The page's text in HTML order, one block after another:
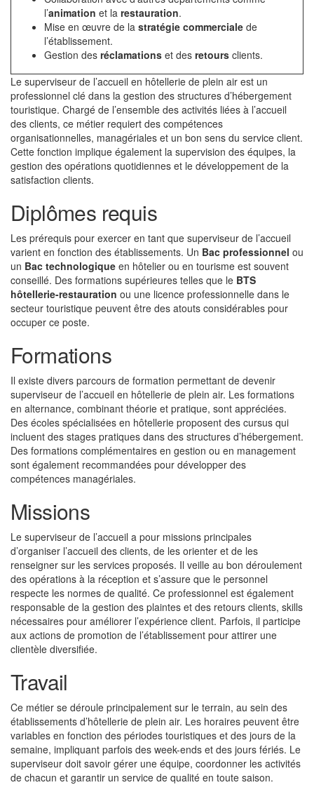
l’animation et la restauration.
Mise en œuvre de la stratégie commerciale de
l’établissement.
Gestion des réclamations et des retours clients.
Le superviseur de l’accueil en hôtellerie de plein air est un
professionnel clé dans la gestion des structures d’hébergement
touristique. Chargé de l’ensemble des activités liées à l’accueil
des clients, ce métier requiert des compétences
organisationnelles, managériales et un bon sens du service client.
Cette fonction implique également la supervision des équipes, la
gestion des opérations quotidiennes et le développement de la
satisfaction clients.
Diplômes requis
Les prérequis pour exercer en tant que superviseur de l’accueil
varient en fonction des établissements. Un Bac professionnel ou
un Bac technologique en hôtelier ou en tourisme est souvent
conseillé. Des formations supérieures telles que le BTS
hôtellerie-restauration ou une licence professionnelle dans le
secteur touristique peuvent être des atouts considérables pour
occuper ce poste.
Formations
Il existe divers parcours de formation permettant de devenir
superviseur de l’accueil en hôtellerie de plein air. Les formations
en alternance, combinant théorie et pratique, sont appréciées.
Des écoles spécialisées en hôtellerie proposent des cursus qui
incluent des stages pratiques dans des structures d’hébergement.
Des formations complémentaires en gestion ou en management
sont également recommandées pour développer des
compétences managériales.
Missions
Le superviseur de l’accueil a pour missions principales
d’organiser l’accueil des clients, de les orienter et de les
renseigner sur les services proposés. Il veille au bon déroulement
des opérations à la réception et s’assure que le personnel
respecte les normes de qualité. Ce professionnel est également
responsable de la gestion des plaintes et des retours clients, skills
nécessaires pour améliorer l’expérience client. Parfois, il participe
aux actions de promotion de l’établissement pour attirer une
clientèle diversifiée.
Travail
Ce métier se déroule principalement sur le terrain, au sein des
établissements d’hôtellerie de plein air. Les horaires peuvent être
variables en fonction des périodes touristiques et des jours de la
semaine, impliquant parfois des week-ends et des jours fériés. Le
superviseur doit savoir gérer une équipe, coordonner les activités
de chacun et garantir un service de qualité en toute saison.